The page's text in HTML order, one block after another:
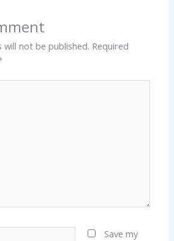
will not be published. Required
Save my